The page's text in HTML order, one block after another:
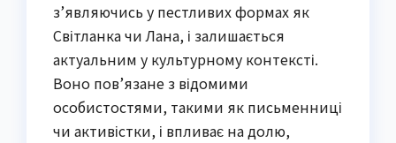
з’являючись у пестливих формах як
Світланка чи Лана, і залишається
актуальним у культурному контексті.
Воно пов’язане з відомими
особистостями, такими як письменниці
чи активістки, і впливає на долю,